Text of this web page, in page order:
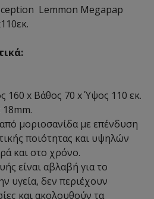
Lemmon Megapap
160 x Βάθος 70 x Ύψος 110 εκ.
μοριοσανίδα με επένδυση
ποιότητας και υψηλών
και στο χρόνο.
είναι αβλαβή για το
υγεία, δεν περιέχουν
και ακολουθούν τα